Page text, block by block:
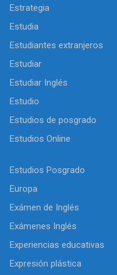
Estrategia
Estudia
Estudiantes extranjeros
Estudiar
Estudiar Inglés
Estudio
Estudios de posgrado
Estudios Online
Estudios Posgrado
Europa
Exámen de Inglés
Exámenes Inglés
Experiencias educativas
Expresión plástica